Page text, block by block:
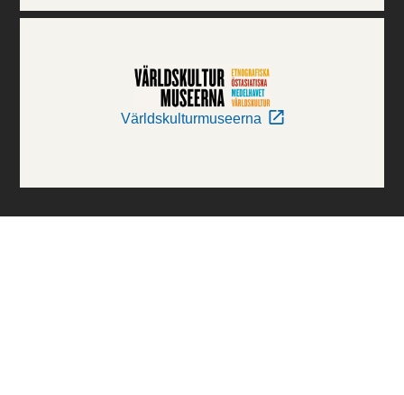
Världskulturmuseerna